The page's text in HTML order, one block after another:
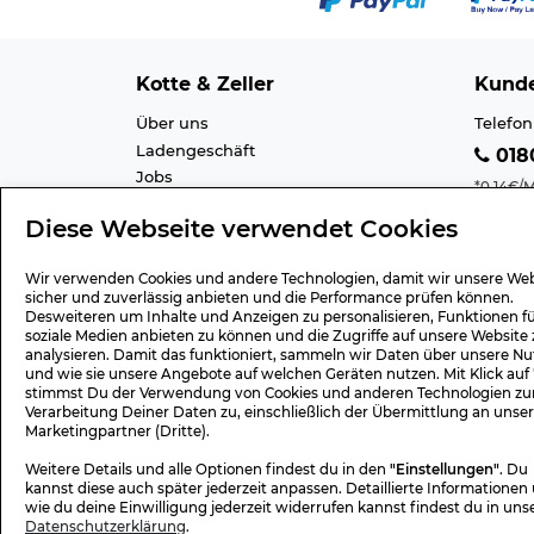
Diese Webseite verwendet Cookies
Wir verwenden Cookies und andere Technologien, damit wir unsere
sicher und zuverlässig anbieten und die Performance prüfen können.
Desweiteren um Inhalte und Anzeigen zu personalisieren, Funktionen
soziale Medien anbieten zu können und die Zugriffe auf unsere Website
analysieren. Damit das funktioniert, sammeln wir Daten über unsere
und wie sie unsere Angebote auf welchen Geräten nutzen. Mit Klick auf
stimmst Du der Verwendung von Cookies und anderen Technologien
Verarbeitung Deiner Daten zu, einschließlich der Übermittlung an
Marketingpartner (Dritte).
Weitere Details und alle Optionen findest du in den "Einstellungen". Du
kannst diese auch später jederzeit anpassen. Detaillierte Informationen
wie du deine Einwilligung jederzeit widerrufen kannst findest du in
Datenschutzerklärung.
Kotte & Zeller
Über uns
Ladengeschäft
Jobs
Datenschutz
Impressum
*0,14€/
Geschenk-Gutscheine
Wert 15,- Euro
Wert 50,- Euro
Wert 75,- Euro